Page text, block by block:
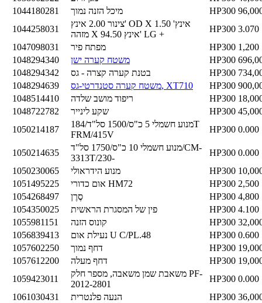
1044180281
מיכל הזנה נמוך HP300
1044258031
צינור 2.00 אינץ' OD X 1.50 אינץ'
מזהה X 94.50 אינץ' LG +
HP300 3.070
1047098031
מפתח פיר HP300 1,200
1048294340
משטח קערה ישן HP300
1048294342
בטנת קערה קצרה - גס HP300
1048294639
משטח קערה סטנדרטי-גס, XT710 HP300
1048514410
ריפוד מושב שלדה HP300
1048722782
שקע לינייר HP300
1050214187
מנוע חשמלי 5 כ"ס/1500 סל"ד/184T
FRM/415V
HP300 0.000
1050214635
מנוע חשמלי 10 כ"ס/1750 סל"ד/CM-
3313T/230-
HP300 0.000
1050230065
מנוע הידראולי HP300
1051495225
אום כדורי HM72 HP300 2,500
1054268497
סֶרֶן HP300 4,800
1054350025
פין של המסגרת הראשית HP300 4.100
1055981151
קונוס הזנה HP300
1056839413
נעילת אום U C/PL.48 HP300 0.600
1057602250
דחף נמוך HP300
1057612200
דחף מעלה HP300
1059423011
משאבת שמן משאבה, מספר חלק PF-
2012-2801
HP300 0.000
1061030431
הנעה פלנטרית HP300